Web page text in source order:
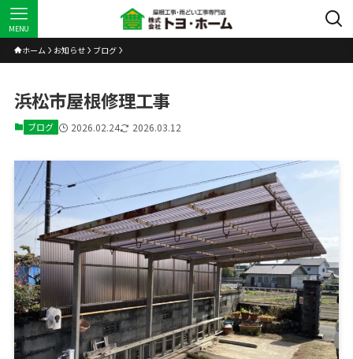
MENU
ホーム お知らせ ブログ
浜松市屋根修理工事
ブログ 2026.02.24 2026.03.12